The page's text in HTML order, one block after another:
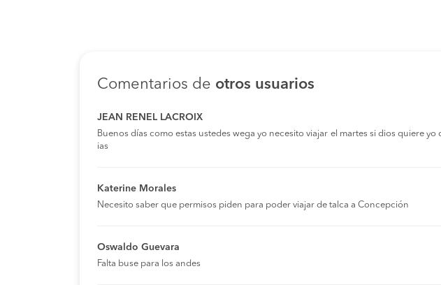
Comentarios de otros usuarios
JEAN RENEL LACROIX
Buenos días como estas ustedes wega yo necesito viajar el martes si dios quiere
ias
Katerine Morales
Necesito saber que permisos piden para poder viajar de talca a Concepción
Oswaldo Guevara
Falta buse para los andes